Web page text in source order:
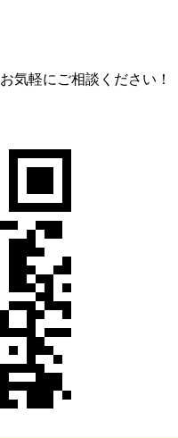
お気軽にご相談ください！